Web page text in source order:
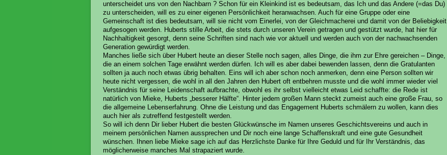
unterscheidet uns von den Nachbarn ? Schon für ein Kleinkind ist es bedeutsam, das Ich und das Andere (=das Du)
zu unterscheiden, will es zu einer eigenen Persönlichkeit heranwachsen. Auch für eine Gruppe oder eine
Gemeinschaft ist dies bedeutsam, will sie nicht vom Einerlei, von der Gleichmacherei und damit von der Beliebigkeit
aufgesogen werden. Huberts stille Arbeit, die stets durch unseren Verein getragen und gestützt wurde, hat hier für
Nachhaltigkeit gesorgt, denn seine Schriften sind nach wie vor aktuell und werden auch von der nachwachsenden
Generation gewürdigt werden.
Manches ließe sich über Hubert heute an dieser Stelle noch sagen, alles Dinge, die ihm zur Ehre gereichen – Dinge,
die an einem solchen Tage erwähnt werden dürfen. Ich will es aber dabei bewenden lassen, denn die Gratulanten
sollten ja auch noch etwas übrig behalten. Eins will ich aber schon noch anmerken, denn eine Person sollten wir
heute nicht vergessen, die wohl in all den Jahren den Hubert oft entbehren musste und die wohl immer wieder viel
Verständnis für seine Leidenschaft aufbrachte, obwohl es ihr selbst vielleicht etwas Leid schaffte: die Rede ist
natürlich von Mieke, Huberts „besserer Hälfte“. Hinter jedem großen Mann steckt zumeist auch eine große Frau, so
die allgemeine Lebenserfahrung. Ohne die Leistung und das Engagement Huberts schmälern zu wollen, kann dies
auch hier als zutreffend festgestellt werden.
So will ich denn Dir lieber Hubert die besten Glückwünsche im Namen unseres Geschichtsvereins und auch in
meinem persönlichen Namen aussprechen und Dir noch eine lange Schaffenskraft und eine gute Gesundheit
wünschen. Ihnen liebe Mieke sage ich auf das Herzlichste Danke für Ihre Geduld und für Ihr Verständnis, das
möglicherweise manches Mal strapaziert wurde.